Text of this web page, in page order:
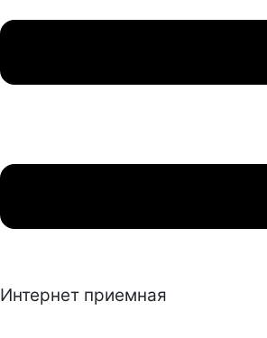
Интернет приемная